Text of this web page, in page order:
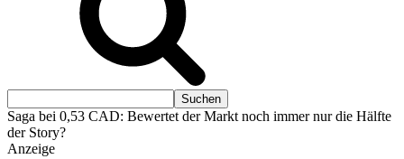
Saga bei 0,53 CAD: Bewertet der Markt noch immer nur die Hälfte
der Story?
Anzeige